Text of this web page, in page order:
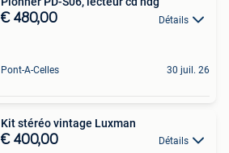
€ 480,00 Détails
Pont-A-Celles 30 juil. 26
Kit stéréo vintage Luxman
€ 400,00 Détails